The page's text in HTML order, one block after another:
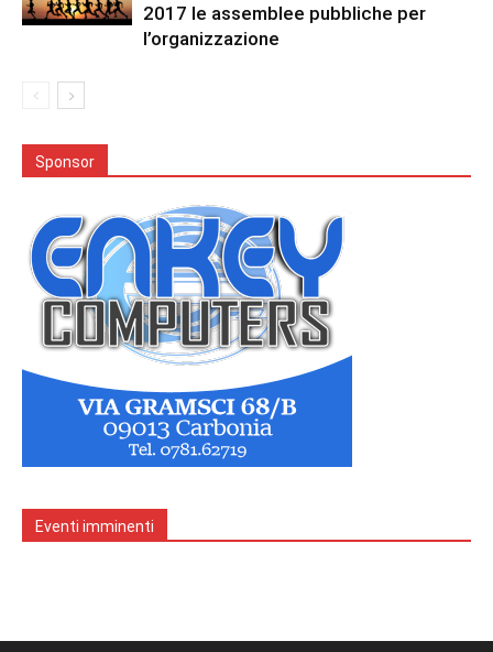
2017 le assemblee pubbliche per
l’organizzazione
Sponsor
Eventi imminenti